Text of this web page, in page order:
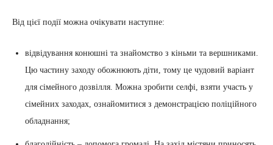
Від цієї події можна очікувати наступне:
відвідування конюшні та знайомство з кіньми та вершниками.
Цю частину заходу обожнюють діти, тому це чудовий варіант
для сімейного дозвілля. Можна зробити селфі, взяти участь у
сімейних заходах, ознайомитися з демонстрацією поліційного
обладнання;